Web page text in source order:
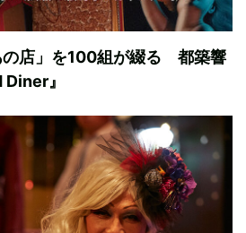
の店」を100組が綴る 都築響
』